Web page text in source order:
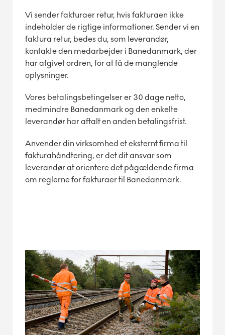
Vi sender fakturaer retur, hvis fakturaen ikke
indeholder de rigtige informationer. Sender vi en
faktura retur, bedes du, som leverandør,
kontakte den medarbejder i Banedanmark, der
har afgivet ordren, for at få de manglende
oplysninger.
Vores betalingsbetingelser er 30 dage netto,
medmindre Banedanmark og den enkelte
leverandør har aftalt en anden betalingsfrist.
Anvender din virksomhed et eksternt firma til
fakturahåndtering, er det dit ansvar som
leverandør at orientere det pågældende firma
om reglerne for fakturaer til Banedanmark.